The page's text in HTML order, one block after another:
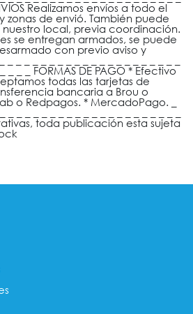
Realizamos envíos a todo el
zonas de envió. También puede
local, previa coordinación.
se entregan armados, se puede
con previo aviso y
_ _ _ _ _ _ _ _ _ _ _ _ _ _ _ _ _ _ _ _
_ _ _ _ FORMAS DE PAGO * Efectivo
todas las tarjetas de
bancaria a Brou o
o Redpagos. * MercadoPago. _
_ _ _ _ _ _ _ _ _ _ _ _ _ _ _ _ _ _ _ _ _
toda publicación esta sujeta